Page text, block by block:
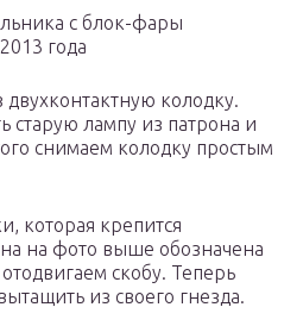
с блок-фары
года
двухконтактную колодку.
старую лампу из патрона и
снимаем колодку простым
которая крепится
на фото выше обозначена
скобу. Теперь
из своего гнезда.